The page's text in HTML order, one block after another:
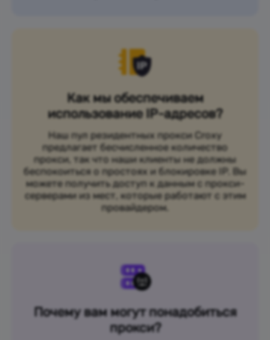
Как мы обеспечиваем
использование IP-адресов?
Наш пул резидентных прокси Croxy
предлагает бесчисленное количество
прокси, так что наши клиенты не должны
беспокоиться о простоях и блокировке IP. Вы
можете получить доступ к данным с прокси-
серверами из мест, которые работают с этим
провайдером.
Почему вам могут понадобиться
прокси?